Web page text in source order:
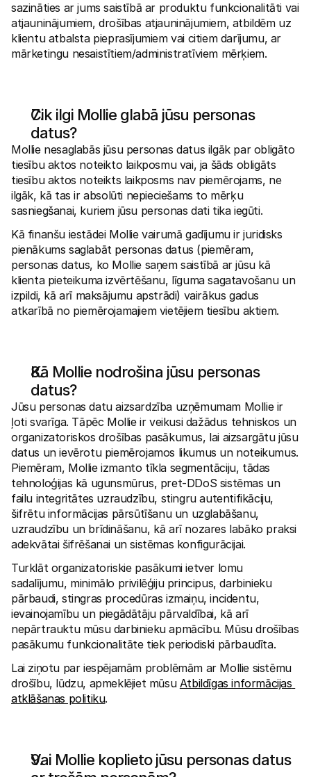
sazināties ar jums saistībā ar produktu funkcionalitāti vai
atjauninājumiem, drošības atjauninājumiem, atbildēm uz
klientu atbalsta pieprasījumiem vai citiem darījumu, ar
mārketingu nesaistītiem/administratīviem mērķiem.
Cik ilgi Mollie glabā jūsu personas
datus?
Mollie nesaglabās jūsu personas datus ilgāk par obligāto
tiesību aktos noteikto laikposmu vai, ja šāds obligāts
tiesību aktos noteikts laikposms nav piemērojams, ne
ilgāk, kā tas ir absolūti nepieciešams to mērķu
sasniegšanai, kuriem jūsu personas dati tika iegūti.
Kā finanšu iestādei Mollie vairumā gadījumu ir juridisks
pienākums saglabāt personas datus (piemēram,
personas datus, ko Mollie saņem saistībā ar jūsu kā
klienta pieteikuma izvērtēšanu, līguma sagatavošanu un
izpildi, kā arī maksājumu apstrādi) vairākus gadus
atkarībā no piemērojamajiem vietējiem tiesību aktiem.
Kā Mollie nodrošina jūsu personas
datus?
Jūsu personas datu aizsardzība uzņēmumam Mollie ir
ļoti svarīga. Tāpēc Mollie ir veikusi dažādus tehniskos un
organizatoriskos drošības pasākumus, lai aizsargātu jūsu
datus un ievērotu piemērojamos likumus un noteikumus.
Piemēram, Mollie izmanto tīkla segmentāciju, tādas
tehnoloģijas kā ugunsmūrus, pret-DDoS sistēmas un
failu integritātes uzraudzību, stingru autentifikāciju,
šifrētu informācijas pārsūtīšanu un uzglabāšanu,
uzraudzību un brīdināšanu, kā arī nozares labāko praksi
adekvātai šifrēšanai un sistēmas konfigurācijai.
Turklāt organizatoriskie pasākumi ietver lomu
sadalījumu, minimālo privilēģiju principus, darbinieku
pārbaudi, stingras procedūras izmaiņu, incidentu,
ievainojamību un piegādātāju pārvaldībai, kā arī
nepārtrauktu mūsu darbinieku apmācību. Mūsu drošības
pasākumu funkcionalitāte tiek periodiski pārbaudīta.
Lai ziņotu par iespējamām problēmām ar Mollie sistēmu
drošību, lūdzu, apmeklējiet mūsu Atbildīgas informācijas
atklāšanas politiku.
Vai Mollie koplieto jūsu personas datus